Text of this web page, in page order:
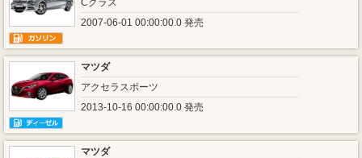
Cクラス
2007-06-01 00:00:00.0 発売
マツダ
アクセラスポーツ
2013-10-16 00:00:00.0 発売
マツダ